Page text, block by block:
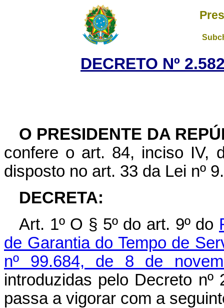
DECRETO Nº
O PRESIDENTE DA
confere o art. 84, inciso IV,
disposto no art. 33 da Lei nº
DECRETA:
Art. 1º O § 5º do art. 9º do
de Garantia do Tempo de
nº 99.684, de 8 de
introduzidas pelo Decreto
passa a vigorar com a